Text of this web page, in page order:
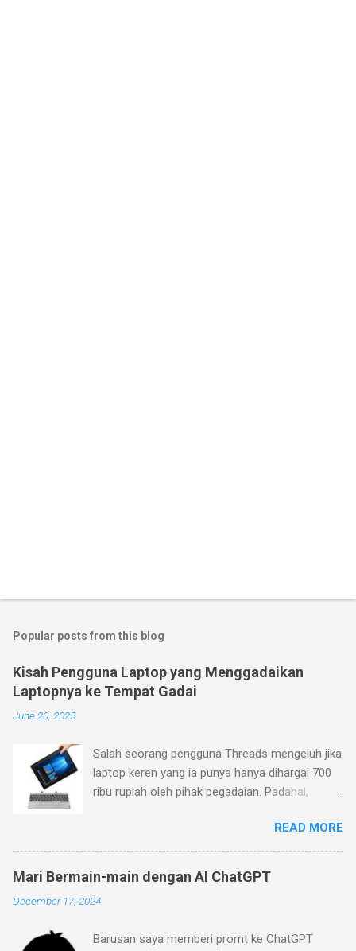
Popular posts from this blog
Kisah Pengguna Laptop yang Menggadaikan
Laptopnya ke Tempat Gadai
June 20, 2025
Salah seorang pengguna Threads mengeluh jika
laptop keren yang ia punya hanya dihargai 700
ribu rupiah oleh pihak pegadaian. Padahal,
jadul (pembelian Januari 2023), sementara ia
mengajukan barang ke pegadaian pada Januari
2024. Menurutnya, laptop yang ia beli memiliki
desain dan fitur yang keren (keyboard yang bisa
dilepas dan layar sentuh dengan warna mineral
apakah Pegadaian BUMN dengan logo hijau
READ MORE
Mari Bermain-main dengan AI ChatGPT
December 17, 2024
Barusan saya memberi promt ke ChatGPT